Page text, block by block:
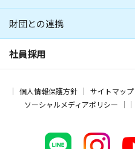
財団との連携
社員採用
個人情報保護方針 サイトマップ
ソーシャルメディアポリシー